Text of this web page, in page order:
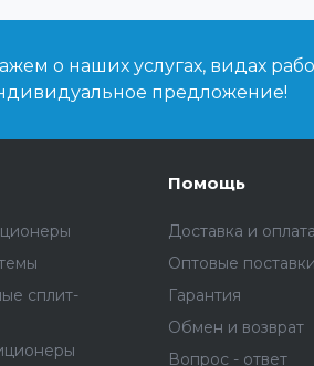
о наших услугах, видах
предложение!
сплит-
Помощь
Доставка и оплата
Оптовые поставки
Гарантия
Обмен и возврат
Вопрос - ответ